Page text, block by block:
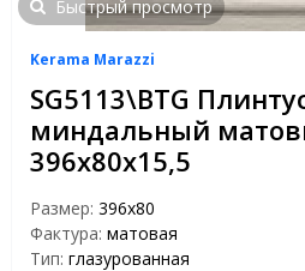
Быстрый просмотр
Kerama Marazzi
SG5113\BTG
миндальный
396х80х15,5
Размер: 396х80
Фактура: матовая
Тип: глазурованная